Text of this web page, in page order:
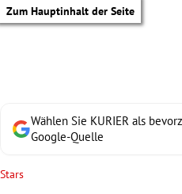
Zum Hauptinhalt der Seite
Wählen Sie KURIER als
Google-Quelle
Stars